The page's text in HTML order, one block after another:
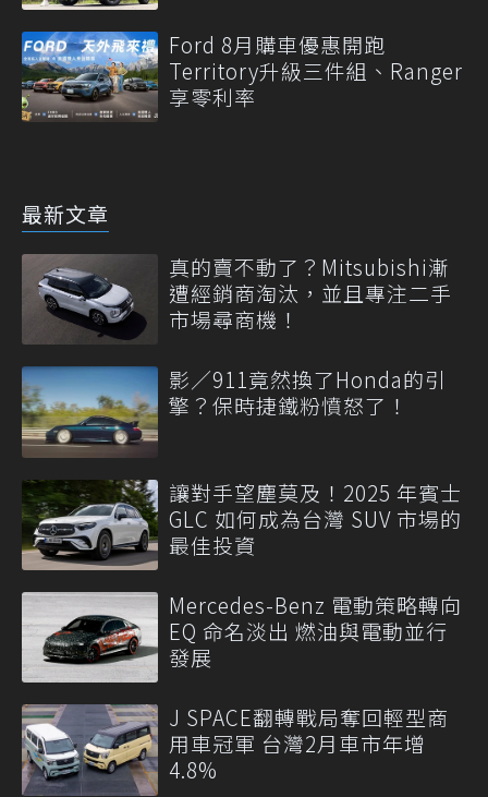
Ford 8月購車優惠開跑
Territory升級三件組、Ranger
享零利率
最新文章
真的賣不動了？Mitsubishi漸
遭經銷商淘汰，並且專注二手
市場尋商機！
影／911竟然換了Honda的引
擎？保時捷鐵粉憤怒了！
讓對手望塵莫及！2025 年賓士
GLC 如何成為台灣 SUV 市場的
最佳投資
Mercedes-Benz 電動策略轉向
EQ 命名淡出 燃油與電動並行
發展
J SPACE翻轉戰局奪回輕型商
用車冠軍 台灣2月車市年增
4.8%